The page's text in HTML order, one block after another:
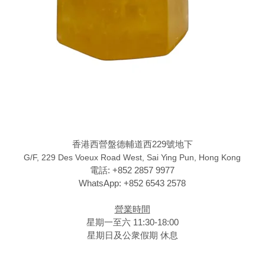
香港西營盤德輔道西229號地下
G/F, 229 Des Voeux Road West, Sai Ying Pun, Hong Kong
電話: +852 2857 9977
WhatsApp: +852 6543 2578
營業時間
星期一至六 11:30-18:00
星期日及公衆假期 休息